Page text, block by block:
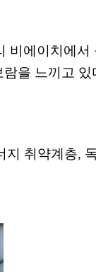
비에이치에
을 느끼고 있
지 취약계층,